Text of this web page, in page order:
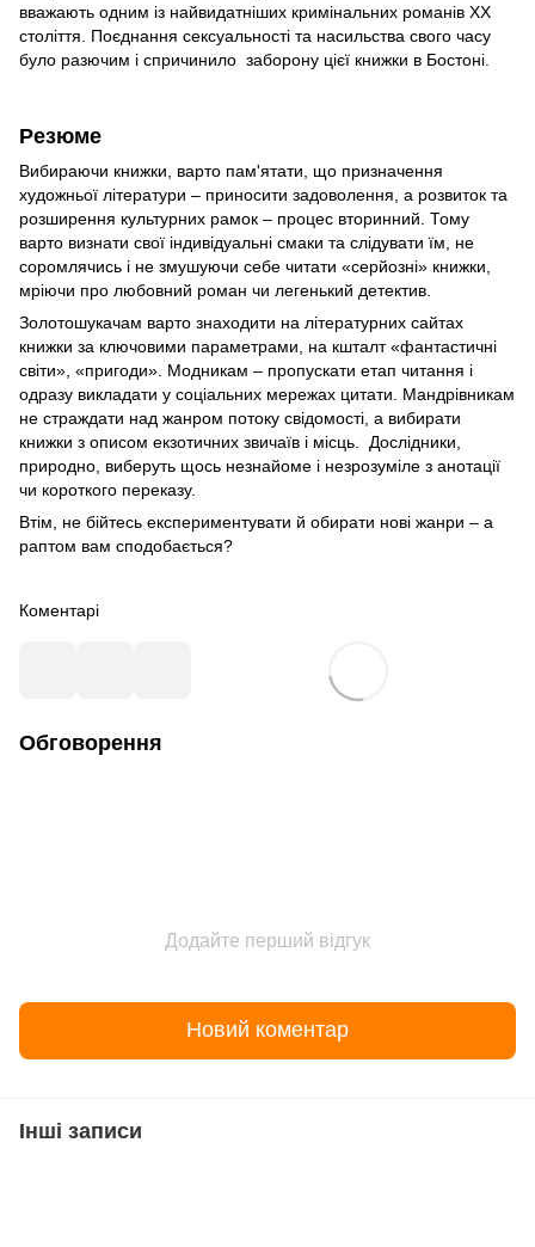
вважають одним із найвидатніших кримінальних романів ХХ
століття. Поєднання сексуальності та насильства свого часу
було разючим і спричинило заборону цієї книжки в Бостоні.
Резюме
Вибираючи книжки, варто пам'ятати, що призначення
художньої літератури – приносити задоволення, а розвиток та
розширення культурних рамок – процес вторинний. Тому
варто визнати свої індивідуальні смаки та слідувати їм, не
соромлячись і не змушуючи себе читати «серйозні» книжки,
мріючи про любовний роман чи легенький детектив.
Золотошукачам варто знаходити на літературних сайтах
книжки за ключовими параметрами, на кшталт «фантастичні
світи», «пригоди». Модникам – пропускати етап читання і
одразу викладати у соціальних мережах цитати. Мандрівникам
не страждати над жанром потоку свідомості, а вибирати
книжки з описом екзотичних звичаїв і місць. Дослідники,
природно, виберуть щось незнайоме і незрозуміле з анотації
чи короткого переказу.
Втім, не бійтесь експериментувати й обирати нові жанри – а
раптом вам сподобається?
Коментарі
Обговорення
Додайте перший відгук
Новий коментар
Інші записи